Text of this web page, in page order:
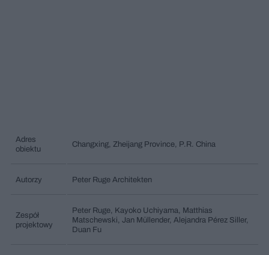
Adres
obiektu
Changxing, Zheijang Province, P.R. China
Autorzy Peter Ruge Architekten
Zespół
projektowy
Peter Ruge, Kayoko Uchiyama, Matthias
Matschewski, Jan Müllender, Alejandra Pérez Siller,
Duan Fu